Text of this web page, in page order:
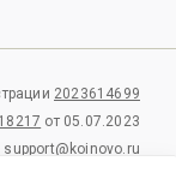
2023614699
от 05.07.2023
support@koinovo.ru